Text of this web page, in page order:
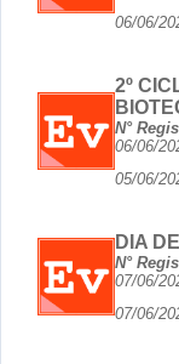
06/06/
2º
N°
06/06/
05/06/
DIA
N°
07/06/
07/06/